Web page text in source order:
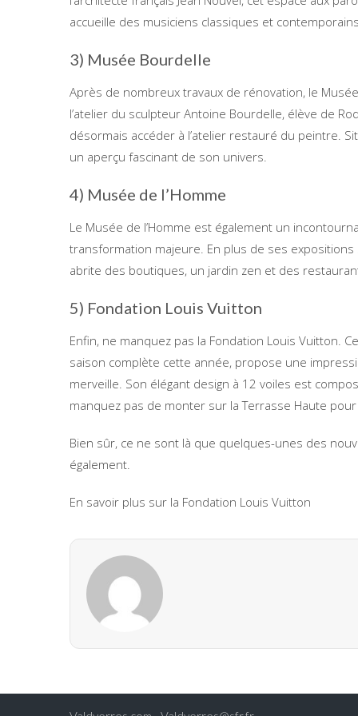
accueille des musiciens classiques et
3) Musée Bourdelle
Après de nombreux travaux de rénovation, le
l’atelier du sculpteur Antoine Bourdelle, élève de
désormais accéder à l’atelier restauré du peintre.
un aperçu fascinant de son univers.
4) Musée de l’Homme
Le Musée de l’Homme est également un
transformation majeure. En plus de ses
abrite des boutiques, un jardin zen et des
5) Fondation Louis Vuitton
Enfin, ne manquez pas la Fondation Louis Vuitton.
saison complète cette année, propose une
merveille. Son élégant design à 12 voiles est
manquez pas de monter sur la Terrasse Haute
Bien sûr, ce ne sont là que quelques-unes des
également.
En savoir plus sur la Fondation Louis Vuitton